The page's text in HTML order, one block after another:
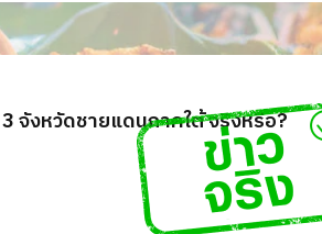
จังหวัดชายแดนภาคใต้ จริงหรือ?